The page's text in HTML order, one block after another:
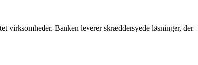
virksomheder. Banken leverer skræddersyede løsninger, der